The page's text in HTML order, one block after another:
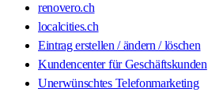
renovero.ch
localcities.ch
Eintrag erstellen / ändern / löschen
Kundencenter für Geschäftskunden
Unerwünschtes Telefonmarketing